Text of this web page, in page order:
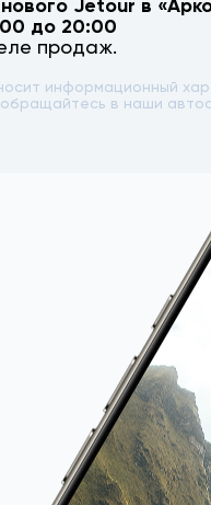
Jetour в
до 20:00
продаж.
информационный
в наши